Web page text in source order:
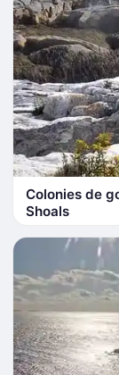
Colonies de
Shoals